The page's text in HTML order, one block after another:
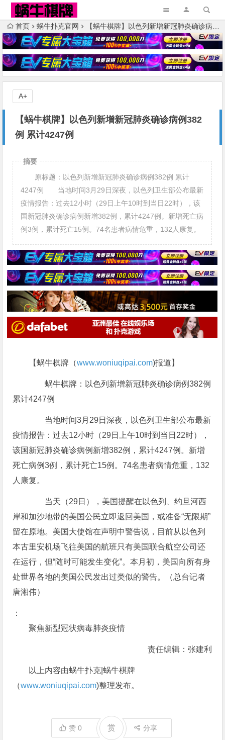
首页 蜗牛扑克官网 【蜗牛棋牌】以色列新增新冠肺炎确诊病例382例 累计4247例
【蜗牛棋牌】以色列新增新冠肺炎确诊病例382
例 累计4247例
A+
摘要
原标题：以色列新增新冠肺炎确诊病例382例 累计
4247例 当地时间3月29日深夜，以色列卫生部公布最新
疫情报告：过去12小时（29日上午10时到当日22时），该
国新冠肺炎确诊病例新增382例，累计4247例。新增死亡病
例3例，累计死亡15例。74名患者病情危重，132人康复。
【蜗牛棋牌（www.woniuqipai.com)报道】
蜗牛棋牌：以色列新增新冠肺炎确诊病例382例
累计4247例
当地时间3月29日深夜，以色列卫生部公布最新
疫情报告：过去12小时（29日上午10时到当日22时），
该国新冠肺炎确诊病例新增382例，累计4247例。新增
死亡病例3例，累计死亡15例。74名患者病情危重，132
人康复。
当天（29日），美国提醒在以色列、约旦河西
岸和加沙地带的美国公民立即返回美国，或准备“无限期”
留在原地。美国大使馆在声明中警告说，目前从以色列
本古里安机场飞往美国的航班只有美国联合航空公司还
在运行，但“随时可能发生变化”。本月初，美国向所有身
处世界各地的美国公民发出过类似的警告。（总台记者
唐湘伟）
：
聚焦新型冠状病毒肺炎疫情
责任编辑：张建利
以上内容由蜗牛扑克|蜗牛棋牌
（www.woniuqipai.com)整理发布。
赞0 赏 分享